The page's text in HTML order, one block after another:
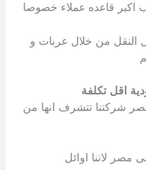
قاعده عملاء خصوصا
النقل من خلال عربات و
اقل تكلفة
شركتنا تتشرف انھا من
لاننا اوائل